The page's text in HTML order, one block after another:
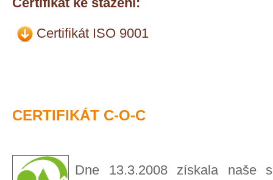
Certifikát ISO 9001
CERTIFIKÁT C-O-C
Dne 13.3.2008 získala naše